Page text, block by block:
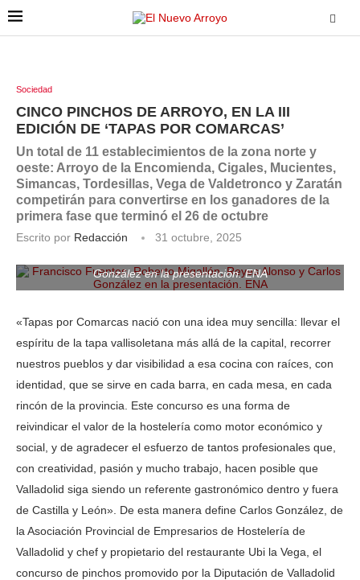
Sociedad
CINCO PINCHOS DE ARROYO, EN LA III
EDICIÓN DE ‘TAPAS POR COMARCAS’
Un total de 11 establecimientos de la zona norte y
oeste: Arroyo de la Encomienda, Cigales, Mucientes,
Simancas, Tordesillas, Vega de Valdetronco y Zaratán
competirán para convertirse en los ganadores de la
primera fase que terminó el 26 de octubre
Escrito por Redacción
31 octubre, 2025
González en la presentación. ENA
«Tapas por Comarcas nació con una idea muy sencilla: llevar el
espíritu de la tapa vallisoletana más allá de la capital, recorrer
nuestros pueblos y dar visibilidad a esa cocina con raíces, con
identidad, que se sirve en cada barra, en cada mesa, en cada
rincón de la provincia. Este concurso es una forma de
reivindicar el valor de la hostelería como motor económico y
social, y de agradecer el esfuerzo de tantos profesionales que,
con creatividad, pasión y mucho trabajo, hacen posible que
Valladolid siga siendo un referente gastronómico dentro y fuera
de Castilla y León». De esta manera define Carlos González, de
la Asociación Provincial de Empresarios de Hostelería de
Valladolid y chef y propietario del restaurante Ubi la Vega, el
concurso de pinchos promovido por la Diputación de Valladolid